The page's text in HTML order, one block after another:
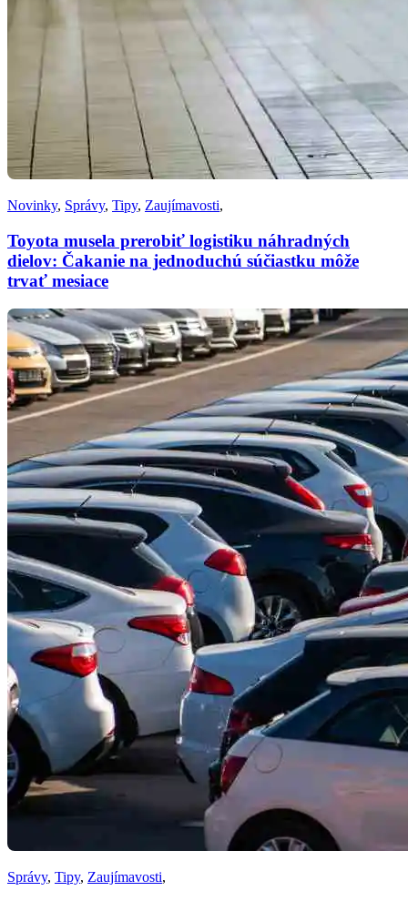
Novinky, Správy, Tipy, Zaujímavosti,
Toyota musela prerobiť logistiku náhradných
dielov: Čakanie na jednoduchú súčiastku môže
trvať mesiace
Správy, Tipy, Zaujímavosti,